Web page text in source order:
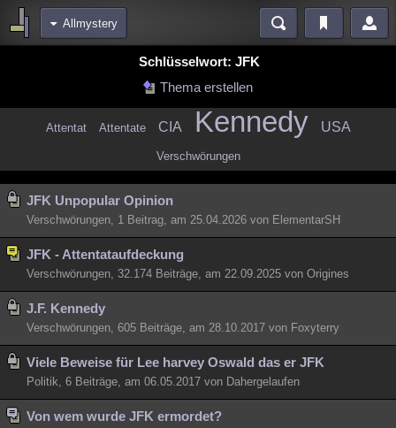
Allmystery
Diskussionen Videos
Menschen Wissenschaft Politik Mystery Kriminalfälle
Spiritualität Verschwörungen
Natur Umfragen Unterhaltung
weitere Rubriken
Philosophie Träume Orte Esoterik Literatur
Astronomie Helpdesk Gruppen Gaming Filme
Musik Clash Verbesserungen Allmystery English
Übersichten
Besucht Teilgenommen Alle
Schlüsselwort: JFK
Thema erstellen
Attentat Attentate CIA Kennedy USA
Verschwörungen
JFK Unpopular Opinion
Verschwörungen, 1 Beitrag, am 25.04.2026 von ElementarSH
JFK - Attentataufdeckung
Verschwörungen, 32.174 Beiträge, am 22.09.2025 von Origines
J.F. Kennedy
Verschwörungen, 605 Beiträge, am 28.10.2017 von Foxyterry
Viele Beweise für Lee harvey Oswald das er JFK
Politik, 6 Beiträge, am 06.05.2017 von Dahergelaufen
Von wem wurde JFK ermordet?